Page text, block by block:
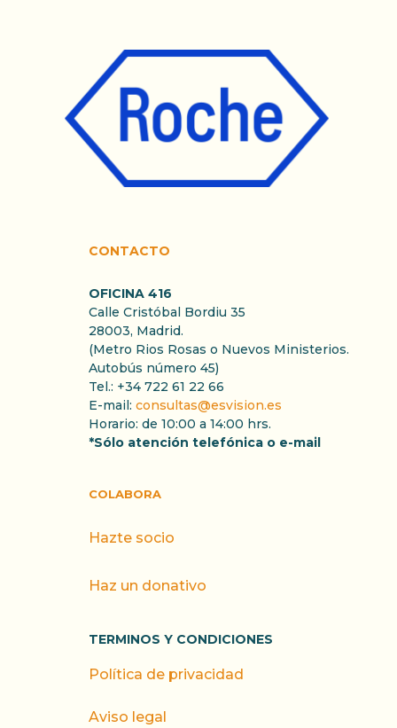
CONTACTO
OFICINA 416
Calle Cristóbal Bordiu 35
28003, Madrid.
(Metro Rios Rosas o Nuevos Ministerios.
Autobús número 45)
Tel.: +34 722 61 22 66
E-mail: consultas@esvision.es
Horario: de 10:00 a 14:00 hrs.
*Sólo atención telefónica o e-mail
COLABORA
Hazte socio
Haz un donativo
TERMINOS Y CONDICIONES
Política de privacidad
Aviso legal